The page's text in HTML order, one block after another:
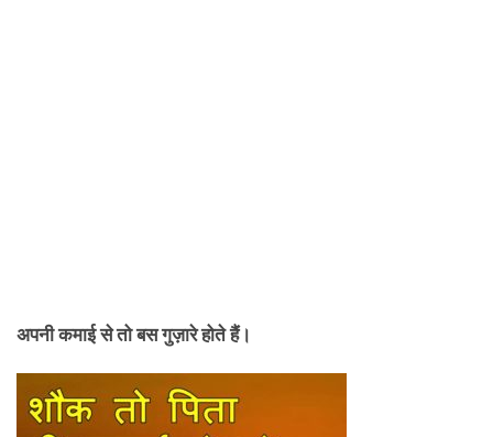
अपनी कमाई से तो बस गुज़ारे होते हैं।